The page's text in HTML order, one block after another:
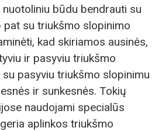
būdu bendrauti su
pat su triukšmo slopinimo
kad skiriamos ausinės,
ir pasyviu triukšmo
pasyviu triukšmo slopinimu
ir sunkesnės. Tokių
naudojami specialūs
aplinkos triukšmo